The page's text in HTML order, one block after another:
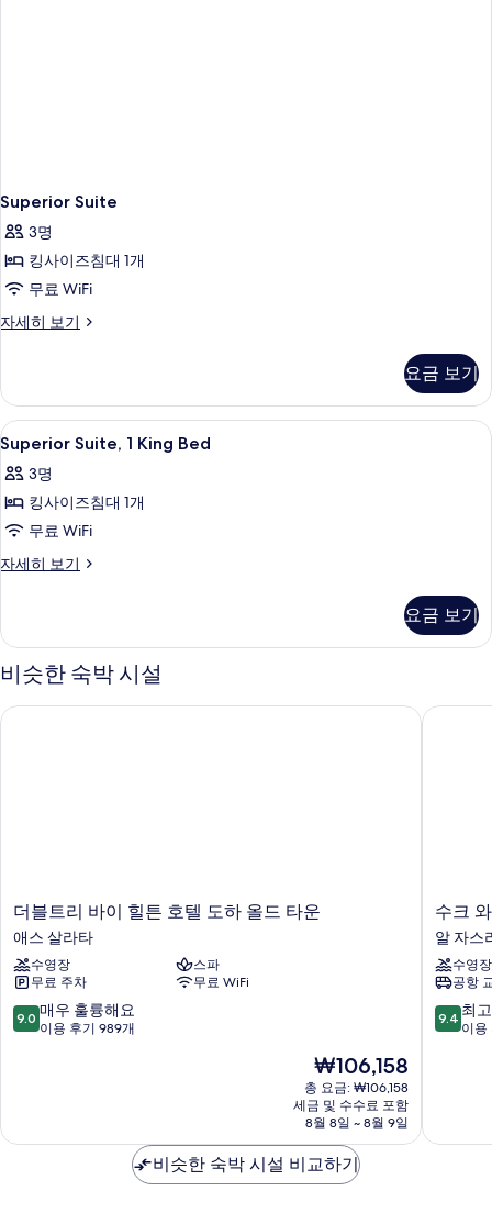
Superior Suite
3명
킹사이즈침대 1개
무료 WiFi
자세히 보기
Superior
히
보
기
요금 보기
Superior
Suite,
1
King
Bed
사
두
보
기
미니바, 객실 내 금고, 암막 커튼, 방음
2
Superior Suite, 1 King Bed
3명
킹사이즈침대 1개
무료 WiFi
자세히 보기
Superior
Bed
자
세
보
요금 보기
비슷한 숙박 시설
더
블
트
리
바
이
힐
올
더블트리 바이 힐튼 호텔 도하 올드 타운
애스 살라타
수영장
스파
무료 주차
무료 WiFi
10
점
매
9.0 매우 훌륭해요
이용 후기 989개
현
재
요
금
₩106,158
₩106,158
총 요금: ₩106,158
세금 및 수수료 포함
8월 8일 ~ 8월 9일
더블트리 바이 힐튼 호텔 도하 올드 타운
수
크
와
키
프
부
티
티
알 자스
수영장
공항
10
점
최
9.4 최
이용
수크 와
비슷한 숙박 시설 비교하기